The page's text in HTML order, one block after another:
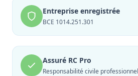
Entreprise enregistrée
BCE 1014.251.301
Assuré RC Pro
Responsabilité civile